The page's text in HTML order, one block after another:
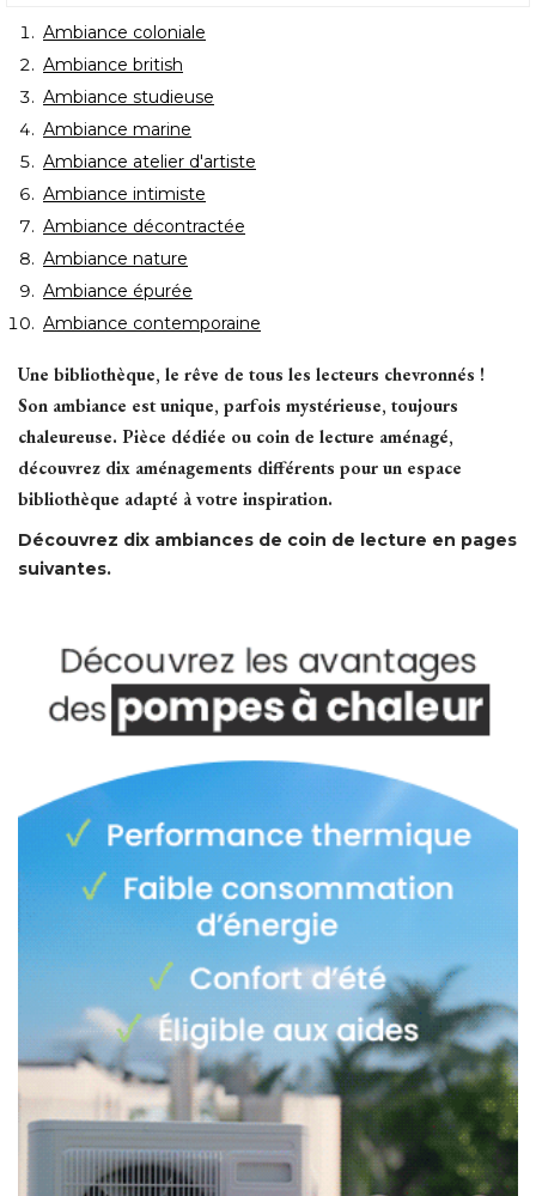
Ambiance coloniale
Ambiance british
Ambiance studieuse
Ambiance marine
Ambiance atelier d'artiste
Ambiance intimiste
Ambiance décontractée
Ambiance nature
Ambiance épurée
Ambiance contemporaine
Une bibliothèque, le rêve de tous les lecteurs chevronnés !
Son ambiance est unique, parfois mystérieuse, toujours
chaleureuse. Pièce dédiée ou coin de lecture aménagé,
découvrez dix aménagements différents pour un espace
bibliothèque adapté à votre inspiration.
Découvrez dix ambiances de coin de lecture en pages
suivantes.